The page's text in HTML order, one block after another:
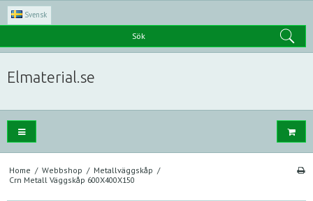
Svensk
Sök
Elmaterial.se
Home / Webbshop / Metallväggskåp /
Crn Metall Väggskåp 600X400X150